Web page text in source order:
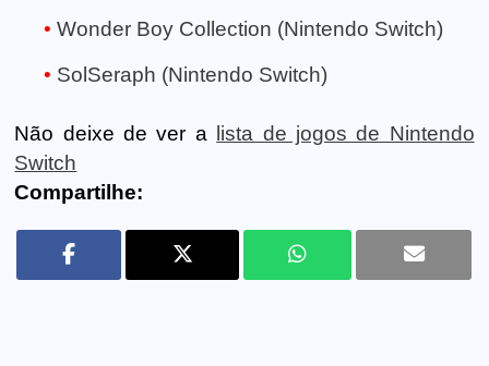
Wonder Boy Collection (Nintendo Switch)
SolSeraph (Nintendo Switch)
Não deixe de ver a
lista de jogos de Nintendo
Switch
Compartilhe: